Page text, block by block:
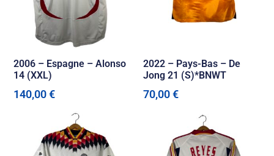
2006 – Espagne – Alonso
14 (XXL)
140,00€
2022 – Pays-Bas – De
Jong 21 (S)*BNWT
70,00€